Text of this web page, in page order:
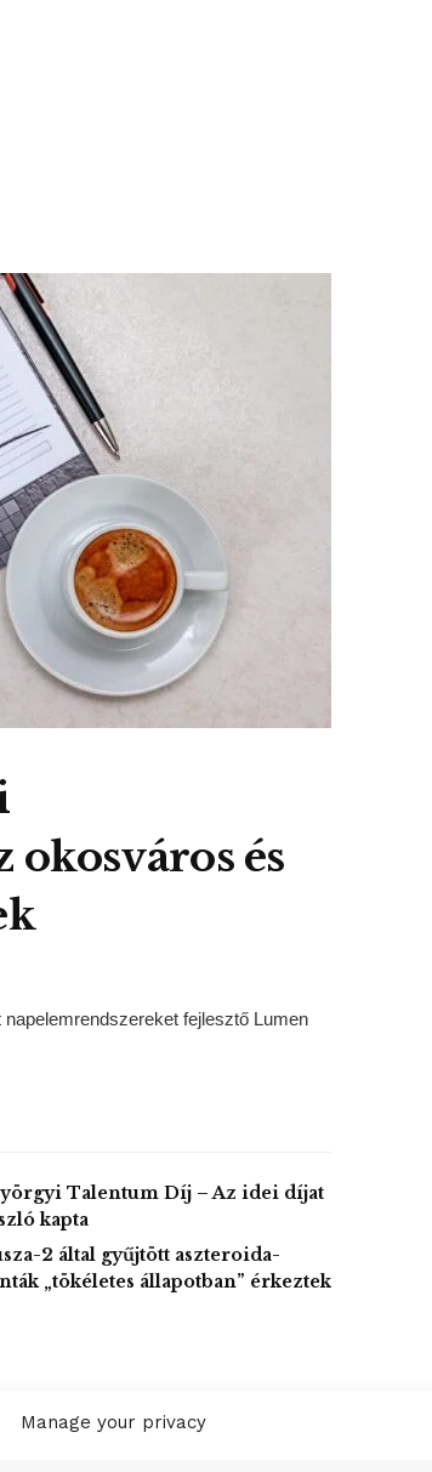
Manage your privacy
és
fejlesztő Lumen
Talentum Díj – Az idei díjat
kapta
2 által gyűjtött aszteroida-
„tökéletes állapotban” érkeztek